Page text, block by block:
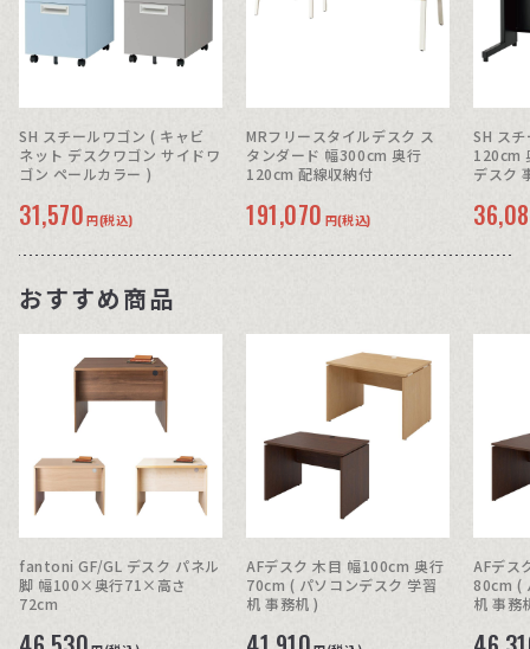
SH スチールワゴン ( キャビ
ネット デスクワゴン サイドワ
ゴン ペールカラー )
31,570 円(税込)
MRフリースタイルデスク ス
タンダード 幅300cm 奥行
120cm 配線収納付
191,070 円(税込)
SH ス
120cm
デスク
おすすめ商品
fantoni GF/GL デスク パネル
脚 幅100×奥行71×高さ
72cm
AFデスク 木目 幅100cm 奥行
70cm ( パソコンデスク 学習
机 事務机 )
AFデス
80cm ( パソコンデスク 学習
机 事務